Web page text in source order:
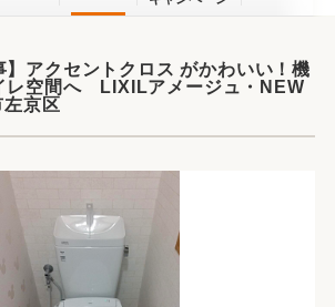
】アクセントクロス がかわいい！機
レ空間へ LIXILアメージュ・NEW
京区